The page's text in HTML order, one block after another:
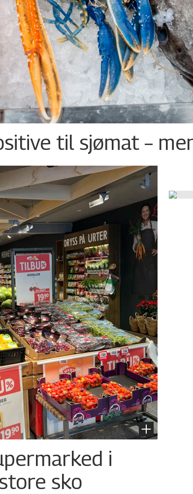
til sjømat –
i
sko